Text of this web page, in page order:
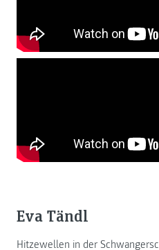
Eva Tändl
Hitzewellen in der